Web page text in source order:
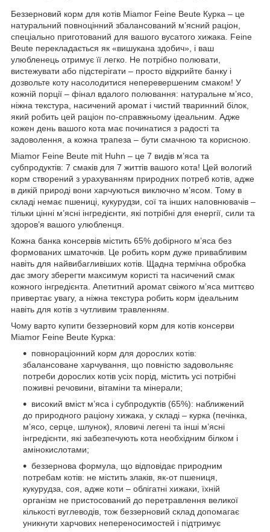
Беззерновий корм для котів Miamor Feine Beute Курка – це
натуральний повноцінний збалансований м’ясний раціон,
спеціально приготований для вашого вусатого хижака. Feine
Beute перекладається як «вишукана здобич», і ваш
улюбленець отримує її легко. Не потрібно полювати,
вистежувати або підстерігати – просто відкрийте банку і
дозвольте коту насолодитися неперевершеним смаком! У
кожній порції – фінал вдалого полювання: натуральне м’ясо,
ніжна текстура, насичений аромат і чистий тваринний білок,
який робить цей раціон по-справжньому ідеальним. Адже
кожен день вашого кота має починатися з радості та
задоволення, а кожна трапеза – бути смачною та корисною.
Miamor Feine Beute mit Huhn – це 7 видів м’яса та
субпродуктів: 7 смаків для 7 життів вашого кота! Цей вологий
корм створений з урахуванням природних потреб котів, адже
в дикій природі вони харчуються виключно м’ясом. Тому в
складі немає пшениці, кукурудзи, сої та інших наповнювачів –
тільки цінні м’ясні інгредієнти, які потрібні для енергії, сили та
здоров’я вашого улюбленця.
Кожна банка консервів містить 65% добірного м’яса без
формованих шматочків. Це робить корм дуже привабливим
навіть для найвибагливіших котів. Щадна термічна обробка
дає змогу зберегти максимум користі та насичений смак
кожного інгредієнта. Апетитний аромат свіжого м’яса миттєво
привертає увагу, а ніжна текстура робить корм ідеальним
навіть для котів з чутливим травленням.
Чому варто купити беззерновий корм для котів консерви
Miamor Feine Beute Курка:
повнораціонний корм для дорослих котів:
збалансоване харчування, що повністю задовольняє
потреби дорослих котів усіх порід, містить усі потрібні
поживні речовини, вітаміни та мінерали;
високий вміст м’яса і субпродуктів (65%): наближений
до природного раціону хижака, у складі – курка (печінка,
м’ясо, серце, шлунок), яловичі легені та інші м’ясні
інгредієнти, які забезпечують кота необхідним білком і
амінокислотами;
беззернова формула, що відповідає природним
потребам котів: не містить злаків, як-от пшениця,
кукурудза, соя, адже коти – облігатні хижаки, їхній
організм не пристосований до перетравлення великої
кількості вуглеводів, тож беззерновий склад допомагає
уникнути харчових непереносимостей і підтримує